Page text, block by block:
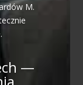
M.
—